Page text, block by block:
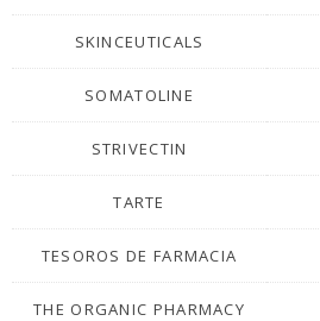
SKINCEUTICALS
SOMATOLINE
STRIVECTIN
TARTE
TESOROS DE FARMACIA
THE ORGANIC PHARMACY